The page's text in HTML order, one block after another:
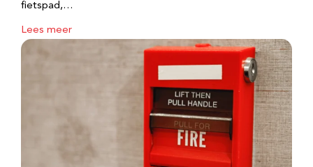
fietspad,…
Lees meer